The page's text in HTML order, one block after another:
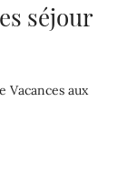
séjour
Vacances aux